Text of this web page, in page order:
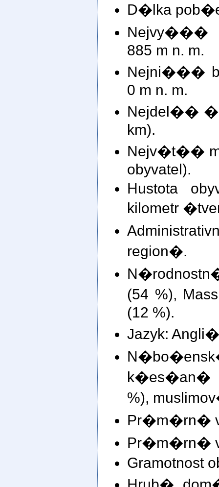
D�lka
Nejvy���
885 m n. m.
Nejni���
0 m n. m.
Nejdel��
km).
Nejv�t��
obyvatel).
Hustota
kilometr
region�.
(54 %),
(12 %).
Jazyk:
k�es�an�
%),
Pr�m�rn�
Pr�m�rn�
Gramotnost